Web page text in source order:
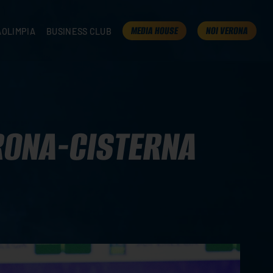
BUSINESS CLUB MEDIA HOUSE NOI VERONA
CISTERNA